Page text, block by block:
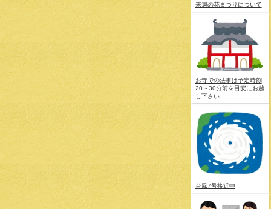
来週の花まつりについて
お寺での法事は予定時刻
20～30分前を目安にお越
し下さい
台風7号接近中